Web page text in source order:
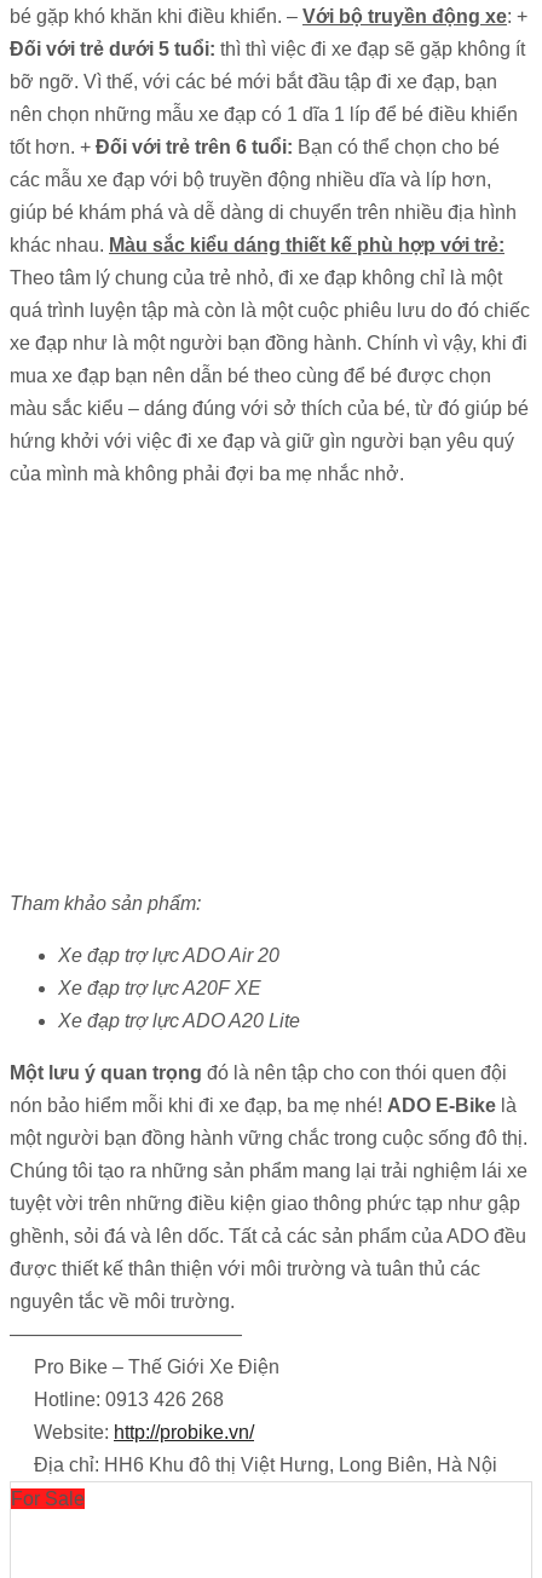
bé gặp khó khăn khi điều khiển. – Với bộ truyền động xe: +
Đối với trẻ dưới 5 tuổi: thì thì việc đi xe đạp sẽ gặp không ít
bỡ ngỡ. Vì thế, với các bé mới bắt đầu tập đi xe đạp, bạn
nên chọn những mẫu xe đạp có 1 dĩa 1 líp để bé điều khiển
tốt hơn. + Đối với trẻ trên 6 tuổi: Bạn có thể chọn cho bé
các mẫu xe đạp với bộ truyền động nhiều dĩa và líp hơn,
giúp bé khám phá và dễ dàng di chuyển trên nhiều địa hình
khác nhau. Màu sắc kiểu dáng thiết kế phù hợp với trẻ:
Theo tâm lý chung của trẻ nhỏ, đi xe đạp không chỉ là một
quá trình luyện tập mà còn là một cuộc phiêu lưu do đó chiếc
xe đạp như là một người bạn đồng hành. Chính vì vậy, khi đi
mua xe đạp bạn nên dẫn bé theo cùng để bé được chọn
màu sắc kiểu – dáng đúng với sở thích của bé, từ đó giúp bé
hứng khởi với việc đi xe đạp và giữ gìn người bạn yêu quý
của mình mà không phải đợi ba mẹ nhắc nhở.
Tham khảo sản phẩm:
Xe đạp trợ lực ADO Air 20
Xe đạp trợ lực A20F XE
Xe đạp trợ lực ADO A20 Lite
Một lưu ý quan trọng đó là nên tập cho con thói quen đội
nón bảo hiểm mỗi khi đi xe đạp, ba mẹ nhé! ADO E-Bike là
một người bạn đồng hành vững chắc trong cuộc sống đô thị.
Chúng tôi tạo ra những sản phẩm mang lại trải nghiệm lái xe
tuyệt vời trên những điều kiện giao thông phức tạp như gập
ghềnh, sỏi đá và lên dốc. Tất cả các sản phẩm của ADO đều
được thiết kế thân thiện với môi trường và tuân thủ các
nguyên tắc về môi trường.
————————————
Pro Bike – Thế Giới Xe Điện
Hotline: 0913 426 268
Website: http://probike.vn/
Địa chỉ: HH6 Khu đô thị Việt Hưng, Long Biên, Hà Nội
For Sale